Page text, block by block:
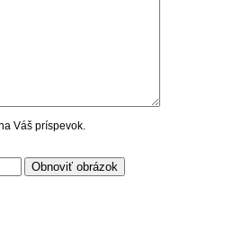
Váš príspevok.